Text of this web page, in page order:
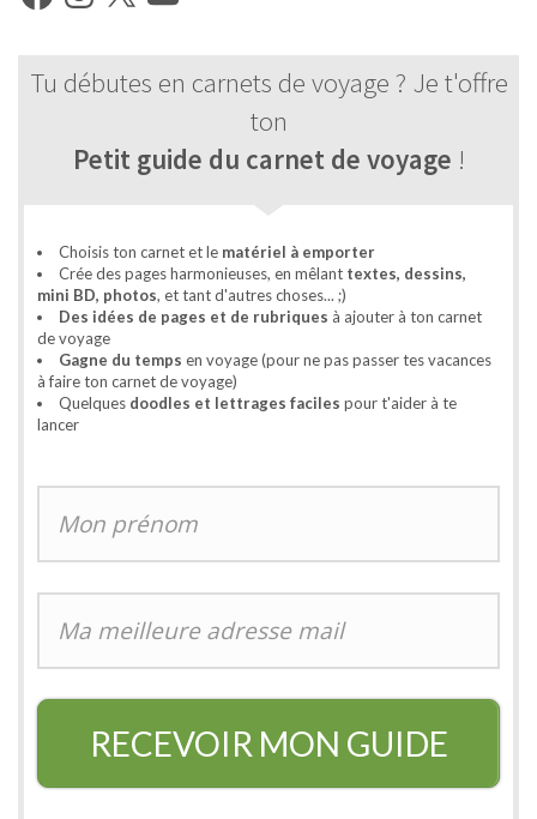
​Tu débutes en carnets de voyage ? Je t'offre
ton
Petit guide du carnet de voyage !
Choisis ton carnet et le matériel à emporter
Crée des pages harmonieuses, en mêlant textes, dessins,
mini BD, photos, et tant d'autres choses... ;)
Des idées de pages et de rubriques à ajouter à ton carnet
de voyage
Gagne du temps en voyage (pour ne pas passer tes vacances
à faire ton carnet de voyage)
Quelques doodles et lettrages faciles pour t'aider à te
lancer
RECEVOIR MON GUIDE